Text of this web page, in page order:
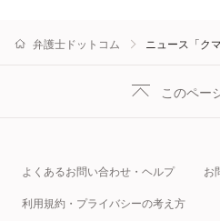
弁護士ドットコム ニュース「ク
このペー
よくあるお問い合わせ・ヘルプ お
利用規約・プライバシーの考え方